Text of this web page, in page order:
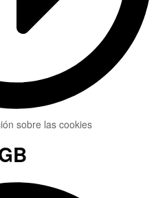
sobre las cookies